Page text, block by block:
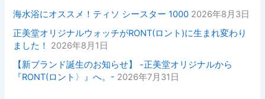
海水浴にオススメ！ティソ シースター 1000 2026年8月3日
正美堂オリジナルウォッチがRONT(ロント)に生まれ変わり
ました！
2026年8月1日
【新ブランド誕生のお知らせ】 -正美堂オリジナルから
『RONT(ロント〉』へ。- 2026年7月31日